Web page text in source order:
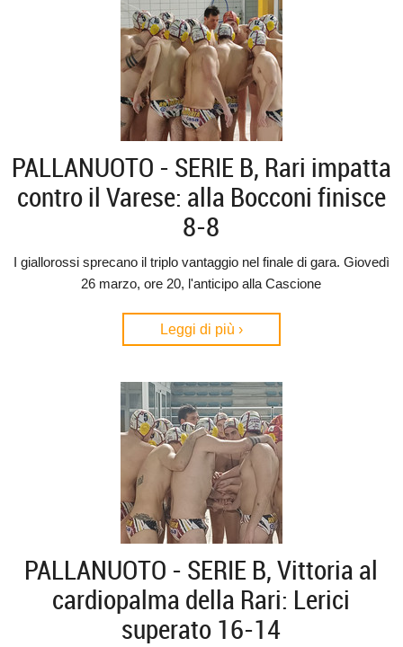
PALLANUOTO - SERIE B, Rari impatta
contro il Varese: alla Bocconi finisce
8-8
I giallorossi sprecano il triplo vantaggio nel finale di gara. Giovedì
26 marzo, ore 20, l'anticipo alla Cascione
Leggi di più ›
PALLANUOTO - SERIE B, Vittoria al
cardiopalma della Rari: Lerici
superato 16-14